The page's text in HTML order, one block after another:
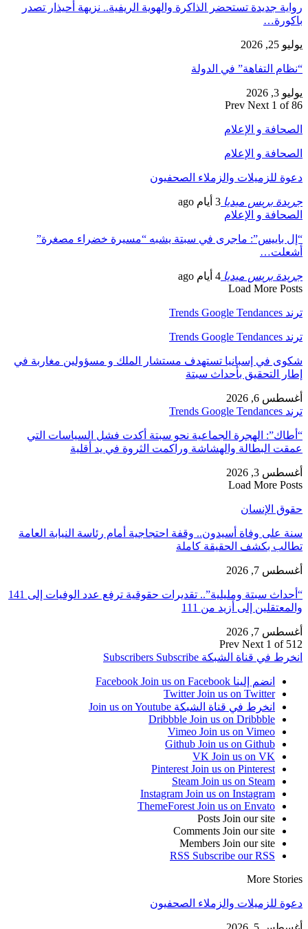
رواية جديدة تستحضر الذاكرة والهوية الريفية.. نزيهة أحيذار تصدر
باكورة…
يوليو 25, 2026
“نظام التفاهة” في الدولة
يوليو 3, 2026
Prev Next 1 of 86
الصحافة و الإعلام
الصحافة و الإعلام
دعوة للزميلات والزملاء الصحفيون
جريدة بريس ميديا 3 أيام ago
الصحافة و الإعلام
“إل باييس”: ماجرى في سبتة يشبه “مسيرة خضراء مصغرة”
أشعلت…
جريدة بريس ميديا 4 أيام ago
Load More Posts
ترند Trends Google Tendances
ترند Trends Google Tendances
شكوى في إسبانيا تستهدف مستشار الملك و مسؤولين مغاربة في
إطار التحقيق بأحداث سبتة
أغسطس 6, 2026
ترند Trends Google Tendances
“أطاك”: الهجرة الجماعية نحو سبتة أكدت فشل السياسات التي
عمقت البطالة والهشاشة وراكمت الثروة في يد أقلية
أغسطس 3, 2026
Load More Posts
حقوق الإنسان
سنة على وفاة أسيدون.. وقفة احتجاجية أمام رئاسة النيابة العامة
تطالب بكشف الحقيقة كاملة
أغسطس 7, 2026
“أحداث سبتة ومليلية”.. تقديرات حقوقية ترفع عدد الوفيات إلى 141
والمعتقلين إلى أزيد من 111
أغسطس 7, 2026
Prev Next 1 of 512
انخرط في قناة الشبكة
Subscribers Subscribe
انضم إلينا Facebook Join us on Facebook
Twitter Join us on Twitter
انخرط في قناة الشبكة Join us on Youtube
Dribbble Join us on Dribbble
Vimeo Join us on Vimeo
Github Join us on Github
VK Join us on VK
Pinterest Join us on Pinterest
Steam Join us on Steam
Instagram Join us on Instagram
ThemeForest Join us on Envato
Posts Join our site
Comments Join our site
Members Join our site
RSS Subscribe our RSS
More Stories
دعوة للزميلات والزملاء الصحفيون